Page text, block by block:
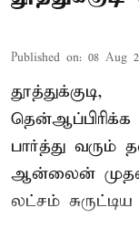
Published on: 08 Aug
தூத்துக்குடி,
தென்ஆப்பிரிக்க
பார்த்து வரும்
ஆன்லைன்
லட்சம் சுருட்டிய